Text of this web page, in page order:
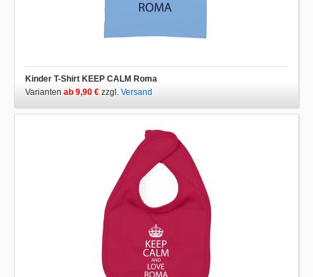
Kinder T-Shirt KEEP CALM Roma
Varianten ab 9,90 € zzgl. Versand